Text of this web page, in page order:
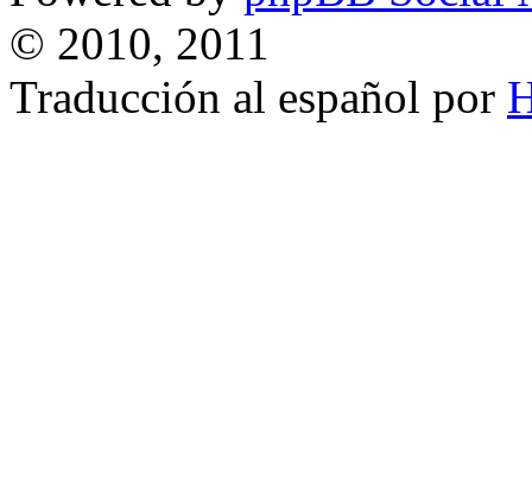
© 2010, 2011
Traducción al español por